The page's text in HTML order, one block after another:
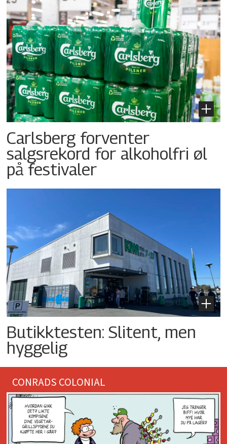
Carlsberg forventer
salgsrekord for alkoholfri øl
på festivaler
Butikktesten: Slitent, men
hyggelig
CONRADS COLONIAL